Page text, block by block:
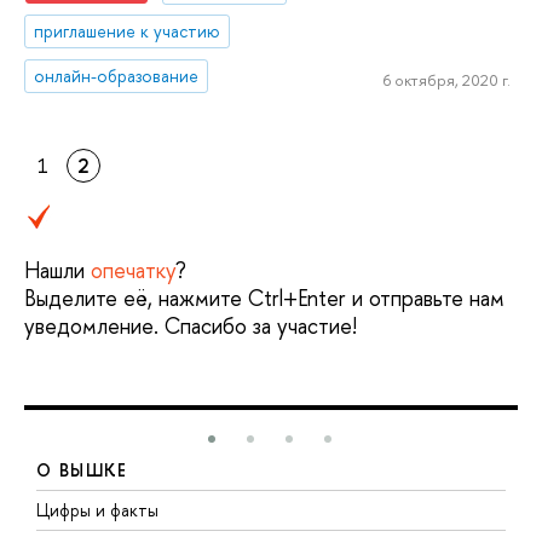
приглашение к участию
онлайн-образование
6 октября, 2020 г.
1 2
Нашли опечатку?
Выделите её, нажмите Ctrl+Enter и отправьте нам
уведомление. Спасибо за участие!
О ВЫШКЕ
Цифры и факты